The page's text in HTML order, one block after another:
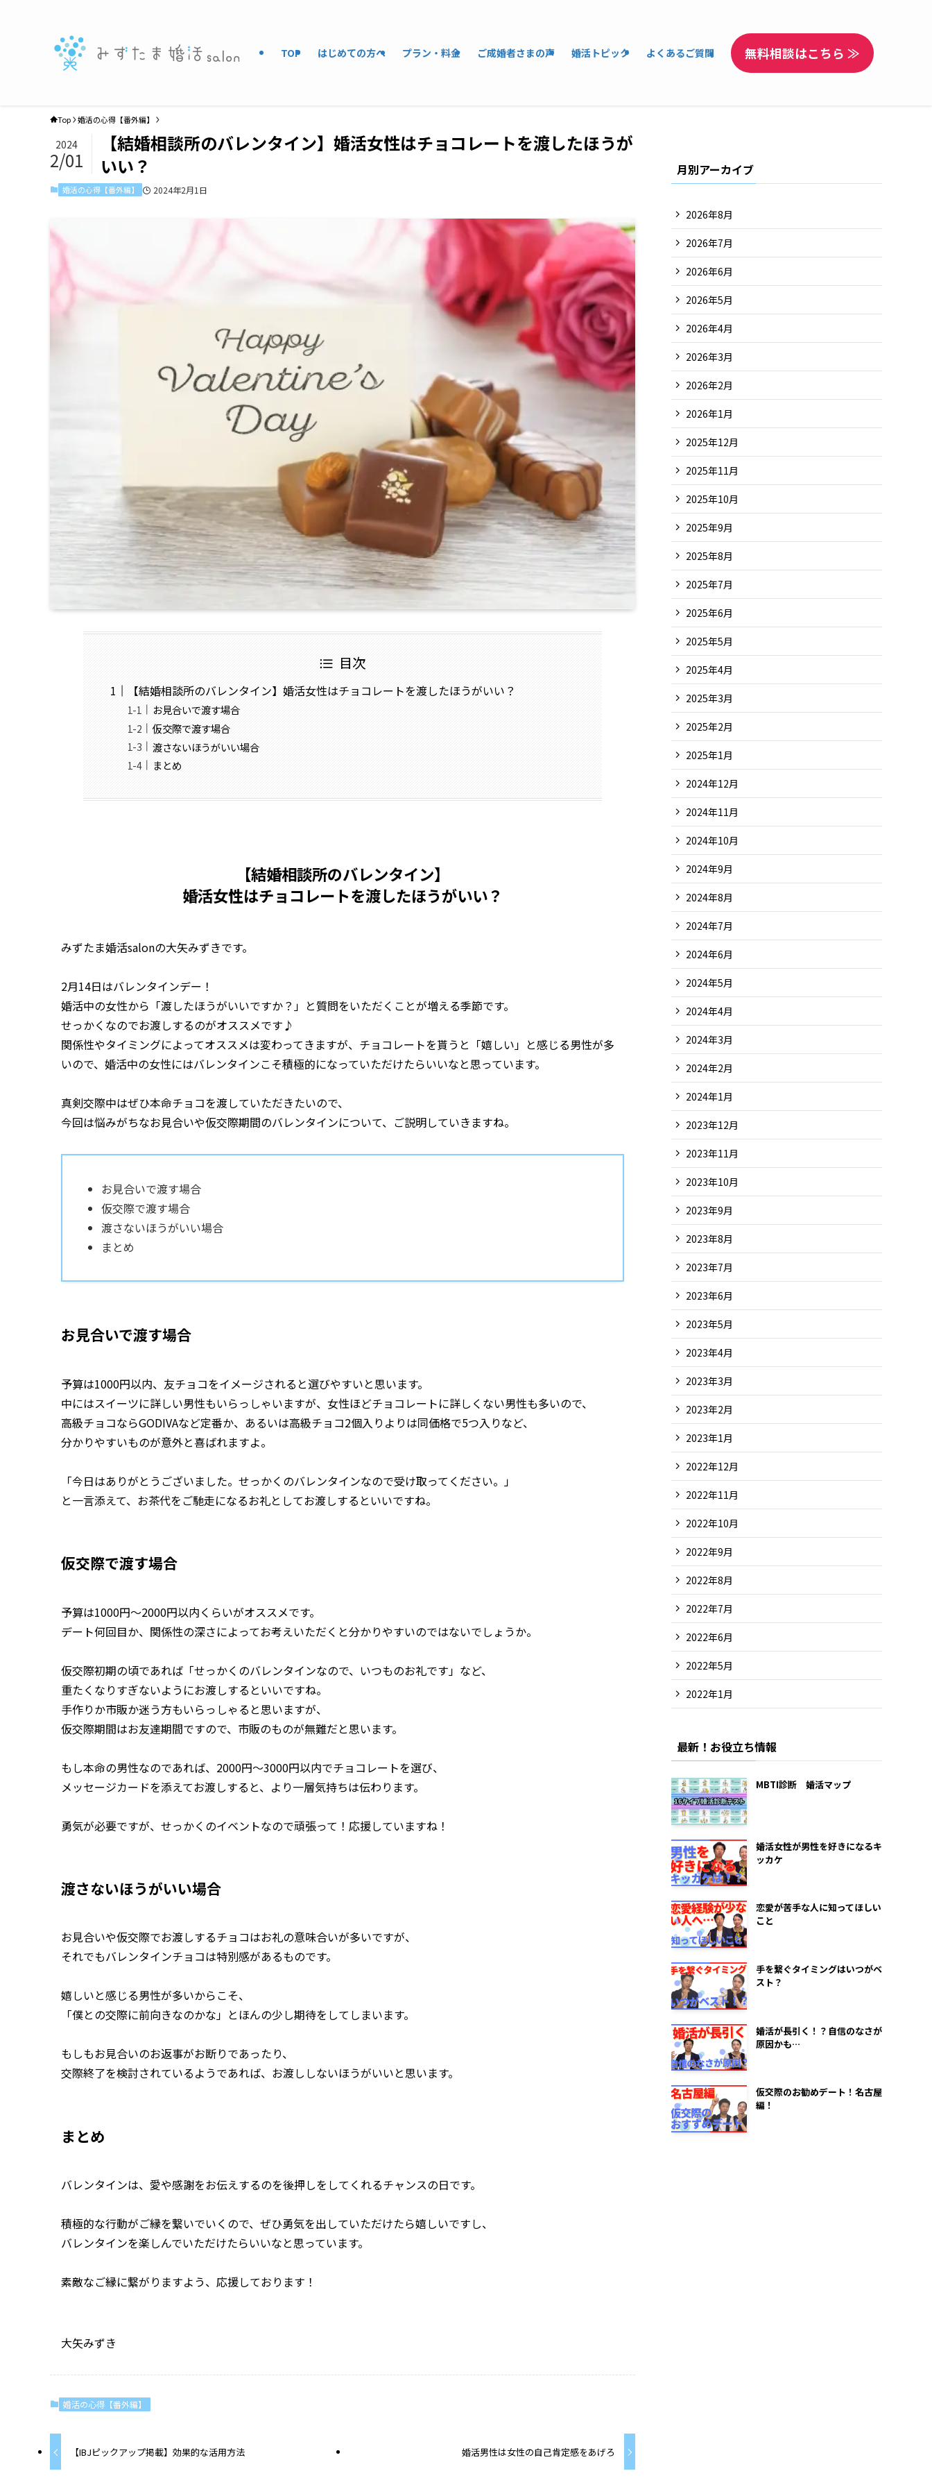
TOP はじめての方へ プラン・料金 ご成婚者さまの声 婚活トピック よくあるご質問 無料相談はこちら ≫
Top 婚活の心得【番外編】
【結婚相談所のバレンタイン】婚活女性はチョコレートを渡したほうが
いい？
2024
2/01
婚活の心得【番外編】 2024年2月1日
目次
【結婚相談所のバレンタイン】婚活女性はチョコレートを渡したほうがいい？
お見合いで渡す場合
仮交際で渡す場合
渡さないほうがいい場合
まとめ
【結婚相談所のバレンタイン】
婚活女性はチョコレートを渡したほうがいい？
みずたま婚活salonの大矢みずきです。
2月14日はバレンタインデー！
婚活中の女性から「渡したほうがいいですか？」と質問をいただくことが増える季節です。
せっかくなのでお渡しするのがオススメです♪
関係性やタイミングによってオススメは変わってきますが、チョコレートを貰うと「嬉しい」と感じる男性が多
いので、婚活中の女性にはバレンタインこそ積極的になっていただけたらいいなと思っています。
真剣交際中はぜひ本命チョコを渡していただきたいので、
今回は悩みがちなお見合いや仮交際期間のバレンタインについて、ご説明していきますね。
お見合いで渡す場合
仮交際で渡す場合
渡さないほうがいい場合
まとめ
お見合いで渡す場合
予算は1000円以内、友チョコをイメージされると選びやすいと思います。
中にはスイーツに詳しい男性もいらっしゃいますが、女性ほどチョコレートに詳しくない男性も多いので、
高級チョコならGODIVAなど定番か、あるいは高級チョコ2個入りよりは同価格で5つ入りなど、
分かりやすいものが意外と喜ばれますよ。
「今日はありがとうございました。せっかくのバレンタインなので受け取ってください。」
と一言添えて、お茶代をご馳走になるお礼としてお渡しするといいですね。
仮交際で渡す場合
予算は1000円〜2000円以内くらいがオススメです。
デート何回目か、関係性の深さによってお考えいただくと分かりやすいのではないでしょうか。
仮交際初期の頃であれば「せっかくのバレンタインなので、いつものお礼です」など、
重たくなりすぎないようにお渡しするといいですね。
手作りか市販か迷う方もいらっしゃると思いますが、
仮交際期間はお友達期間ですので、市販のものが無難だと思います。
もし本命の男性なのであれば、2000円〜3000円以内でチョコレートを選び、
メッセージカードを添えてお渡しすると、より一層気持ちは伝わります。
勇気が必要ですが、せっかくのイベントなので頑張って！応援していますね！
渡さないほうがいい場合
お見合いや仮交際でお渡しするチョコはお礼の意味合いが多いですが、
それでもバレンタインチョコは特別感があるものです。
嬉しいと感じる男性が多いからこそ、
「僕との交際に前向きなのかな」とほんの少し期待をしてしまいます。
もしもお見合いのお返事がお断りであったり、
交際終了を検討されているようであれば、お渡ししないほうがいいと思います。
まとめ
バレンタインは、愛や感謝をお伝えするのを後押しをしてくれるチャンスの日です。
積極的な行動がご縁を繋いでいくので、ぜひ勇気を出していただけたら嬉しいですし、
バレンタインを楽しんでいただけたらいいなと思っています。
素敵なご縁に繋がりますよう、応援しております！
大矢みずき
婚活の心得【番外編】
【IBJピックアップ掲載】効果的な活用方法 婚活男性は女性の自己肯定感をあげろ
月別アーカイブ
2026年8月
2026年7月
2026年6月
2026年5月
2026年4月
2026年3月
2026年2月
2026年1月
2025年12月
2025年11月
2025年10月
2025年9月
2025年8月
2025年7月
2025年6月
2025年5月
2025年4月
2025年3月
2025年2月
2025年1月
2024年12月
2024年11月
2024年10月
2024年9月
2024年8月
2024年7月
2024年6月
2024年5月
2024年4月
2024年3月
2024年2月
2024年1月
2023年12月
2023年11月
2023年10月
2023年9月
2023年8月
2023年7月
2023年6月
2023年5月
2023年4月
2023年3月
2023年2月
2023年1月
2022年12月
2022年11月
2022年10月
2022年9月
2022年8月
2022年7月
2022年6月
2022年5月
2022年1月
最新！お役立ち情報
MBTI診断 婚活マップ
婚活女性が男性を好きになるキ
ッカケ
恋愛が苦手な人に知ってほしい
こと
手を繋ぐタイミングはいつがベ
スト？
婚活が長引く！？自信のなさが
原因かも…
仮交際のお勧めデート！名古屋
編！